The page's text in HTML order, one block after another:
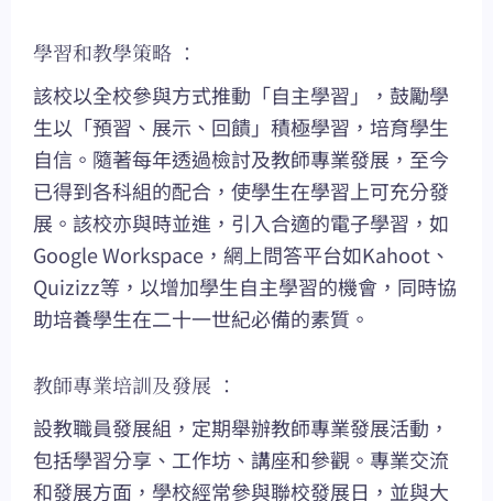
學習和教學策略 ：
該校以全校參與方式推動「自主學習」，鼓勵學
生以「預習、展示、回饋」積極學習，培育學生
自信。隨著每年透過檢討及教師專業發展，至今
已得到各科組的配合，使學生在學習上可充分發
展。該校亦與時並進，引入合適的電子學習，如
Google Workspace，網上問答平台如Kahoot、
Quizizz等，以增加學生自主學習的機會，同時協
助培養學生在二十一世紀必備的素質。
教師專業培訓及發展 ：
設教職員發展組，定期舉辦教師專業發展活動，
包括學習分享、工作坊、講座和參觀。專業交流
和發展方面，學校經常參與聯校發展日，並與大